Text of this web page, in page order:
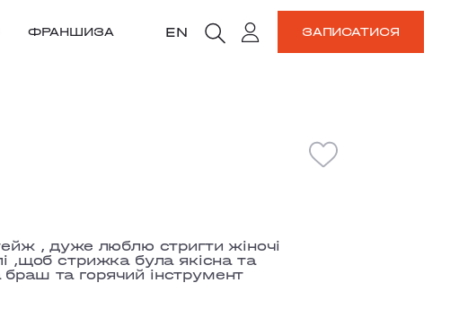
ФРАНШИЗА EN ЗАПИСАТИСЯ
, дуже люблю стригти жіночі
,щоб стрижка була якісна та
та горячий інструмент